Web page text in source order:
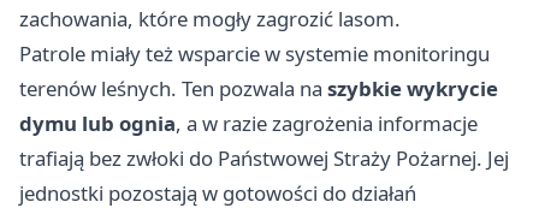
zachowania, które mogły zagrozić lasom.
Patrole miały też wsparcie w systemie monitoringu
terenów leśnych. Ten pozwala na szybkie wykrycie
dymu lub ognia, a w razie zagrożenia informacje
trafiają bez zwłoki do Państwowej Straży Pożarnej. Jej
jednostki pozostają w gotowości do działań